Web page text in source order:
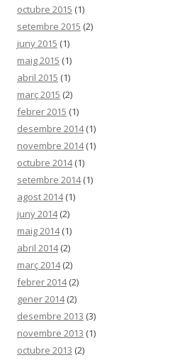
octubre 2015 (1)
setembre 2015 (2)
juny 2015 (1)
maig 2015 (1)
abril 2015 (1)
març 2015 (2)
febrer 2015 (1)
desembre 2014(1)
novembre 2014(1)
octubre 2014(1)
setembre 2014(1)
agost 2014(1)
juny 2014(2)
maig 2014(1)
abril 2014(2)
març 2014(2)
febrer 2014(2)
gener 2014(2)
desembre 2013 (3)
novembre 2013 (1)
octubre 2013 (2)